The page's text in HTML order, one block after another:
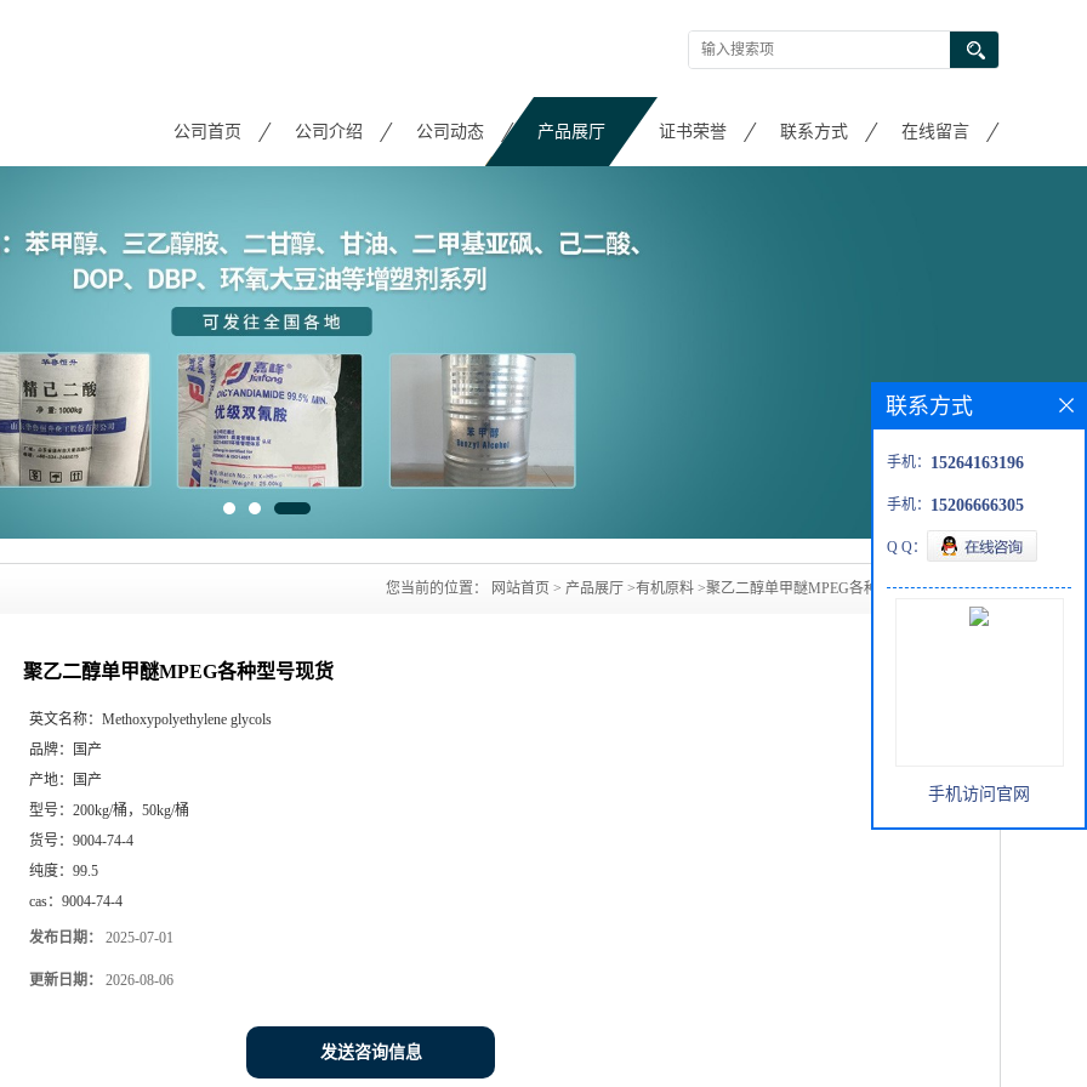
公司首页 公司介绍 公司动态 产品展厅 证书荣誉 联系方式 在线留言
您当前的位置： 网站首页 > 产品展厅 >有机原料 >聚乙二醇单甲醚MPEG各种型号现货
聚乙二醇单甲醚MPEG各种型号现货
英文名称： Methoxypolyethylene glycols
品牌： 国产
产地： 国产
型号： 200kg/桶，50kg/桶
货号： 9004-74-4
纯度： 99.5
cas： 9004-74-4
发布日期： 2025-07-01
更新日期： 2026-08-06
发送咨询信息
联系方式
手机： 15264163196
手机： 15206666305
Q Q：
手机访问官网